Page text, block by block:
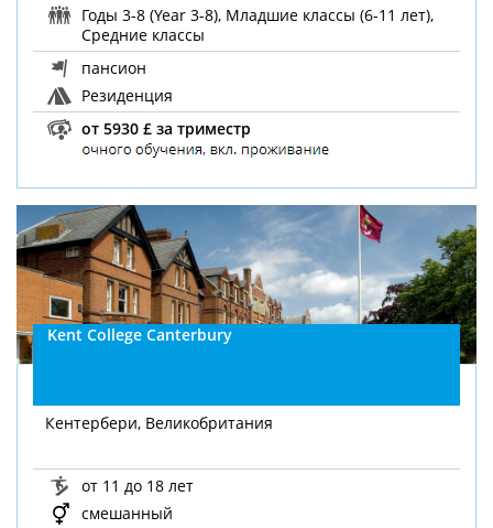
Годы 3-8 (Year 3-8), Младшие классы (6-11 лет),
Средние классы
пансион
Резиденция
от 5930 £ за триместр
Kent College Canterbury
Кентербери, Великобритания
от 11 до 18 лет
смешанный